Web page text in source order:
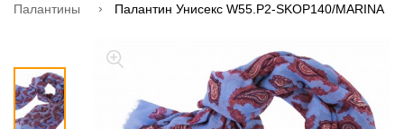
Палантины
Палантин Унисекс W55.P2-SKOP140/MARINA